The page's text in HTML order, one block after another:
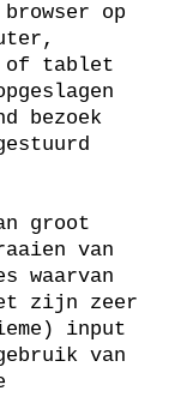
op
of tablet
bezoek
groot
van
waarvan
zijn zeer
input
van